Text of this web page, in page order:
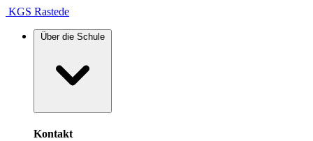
KGS Rastede
Über die Schule
Kontakt